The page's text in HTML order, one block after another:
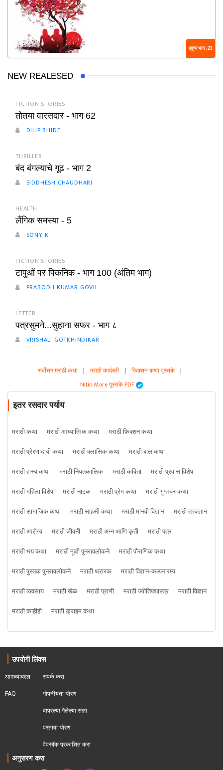
एकूण भाग : 23
NEW REALESED
FICTION STORIES
तोतया वारसदार - भाग 62
DILIP BHIDE
THRILLER
बंद बंगल्याचे गूढ - भाग 2
SIDDHESH CHAUDHARI
HEALTH
लैंगिक समस्या - 5
SONY K
FICTION STORIES
टापुओं पर पिकनिक - भाग 100 (अंतिम भाग)
PRABODH KUMAR GOVIL
LETTER
पत्रसुमने...सुहाना सफर - भाग ८
VRISHALI GOTKHINDIKAR
सर्वोत्तम मराठी कथा | मराठी कादंबरी | फिक्शन कथा पुस्तके |
Nitin More पुस्तके PDF
इतर रसदार पर्याय
मराठी कथा मराठी आध्यात्मिक कथा
मराठी फिक्शन कथा
मराठी प्रेरणादायी कथा
मराठी क्लासिक कथा
मराठी बाल कथा
मराठी हास्य कथा
मराठी नियतकालिक मराठी कविता
मराठी प्रवास विशेष
मराठी महिला विशेष
मराठी नाटक मराठी प्रेम कथा
मराठी गुप्तचर कथा
मराठी सामाजिक कथा
मराठी साहसी कथा मराठी मानवी विज्ञान
मराठी तत्त्वज्ञान
मराठी आरोग्य
मराठी जीवनी मराठी अन्न आणि कृती
मराठी पत्र
मराठी भय कथा
मराठी मूव्ही पुनरावलोकने
मराठी पौराणिक कथा
मराठी पुस्तक पुनरावलोकने
मराठी थरारक
मराठी विज्ञान-कल्पनारम्य
मराठी व्यवसाय
मराठी खेळ मराठी प्राणी मराठी ज्योतिषशास्त्र
मराठी विज्ञान
मराठी काहीही
मराठी क्राइम कथा
उपयोगी लिंक्स
आमच्याबद्दल
FAQ
संपर्क करा
गोपनीयता धोरण
वापरल्या गेलेल्या संज्ञा
परतावा धोरण
पेपरबॅक प्रकाशित करा
अनुसरण करा